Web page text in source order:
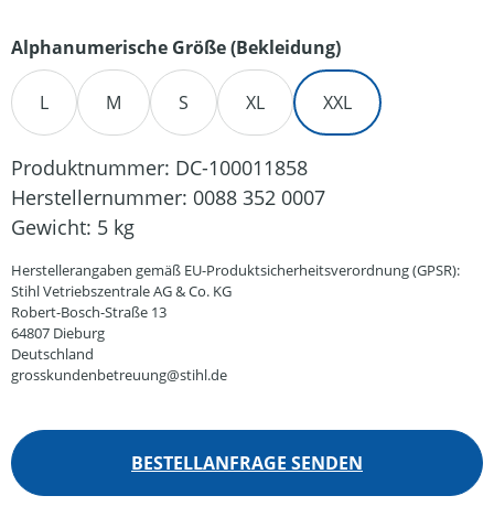
Alphanumerische Größe (Bekleidung)auswählen
L M S XL XXL
Produktnummer: DC-100011858
Herstellernummer: 0088 352 0007
Gewicht: 5 kg
Herstellerangaben gemäß EU-Produktsicherheitsverordnung (GPSR):
Stihl Vetriebszentrale AG & Co. KG
Robert-Bosch-Straße 13
64807 Dieburg
Deutschland
grosskundenbetreuung@stihl.de
BESTELLANFRAGE SENDEN